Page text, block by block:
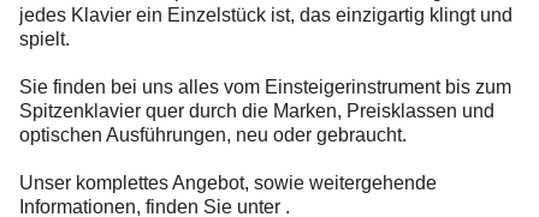
jedes Klavier ein Einzelstück ist, das einzigartig klingt und
spielt.
Sie finden bei uns alles vom Einsteigerinstrument bis zum
Spitzenklavier quer durch die Marken, Preisklassen und
optischen Ausführungen, neu oder gebraucht.
Unser komplettes Angebot, sowie weitergehende
Informationen, finden Sie unter .